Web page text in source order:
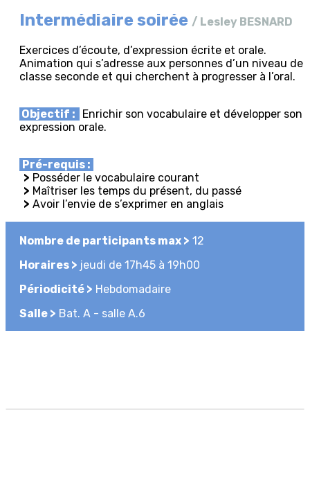
Intermédiaire soirée / Lesley BESNARD
Exercices d’écoute, d’expression écrite et orale.
Animation qui s’adresse aux personnes d’un niveau de
classe seconde et qui cherchent à progresser à l’oral.
Objectif :
Enrichir son vocabulaire et développer son
expression orale.
Pré-requis :
> Posséder le vocabulaire courant
> Maîtriser les temps du présent, du passé
> Avoir l’envie de s’exprimer en anglais
Nombre de participants max > 12
Horaires > jeudi de 17h45 à 19h00
Périodicité > Hebdomadaire
Salle > Bat. A - salle A.6